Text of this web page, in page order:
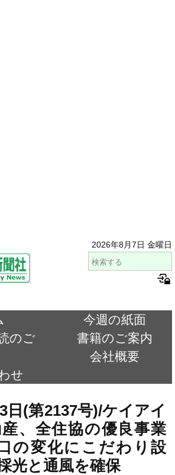
2026年8月7日 金曜日
今週の紙面
のご
書籍のご案内
会社概要
せ
日(第2137号)/ケイアイ
、全住協の優良事業
の変化にこだわり設
光と通風を確保